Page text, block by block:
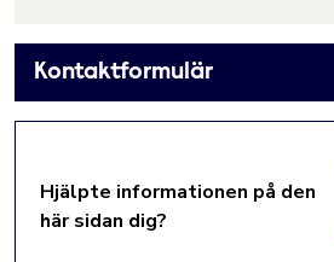
Kontaktformulär
Hjälpte informationen på den
här sidan dig?